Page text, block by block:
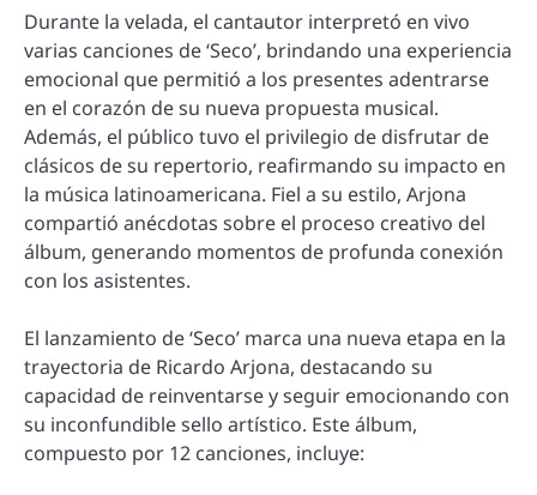
Durante la velada, el cantautor interpretó en vivo
varias canciones de ‘Seco’, brindando una experiencia
emocional que permitió a los presentes adentrarse
en el corazón de su nueva propuesta musical.
Además, el público tuvo el privilegio de disfrutar de
clásicos de su repertorio, reafirmando su impacto en
la música latinoamericana. Fiel a su estilo, Arjona
compartió anécdotas sobre el proceso creativo del
álbum, generando momentos de profunda conexión
con los asistentes.
El lanzamiento de ‘Seco’ marca una nueva etapa en la
trayectoria de Ricardo Arjona, destacando su
capacidad de reinventarse y seguir emocionando con
su inconfundible sello artístico. Este álbum,
compuesto por 12 canciones, incluye: